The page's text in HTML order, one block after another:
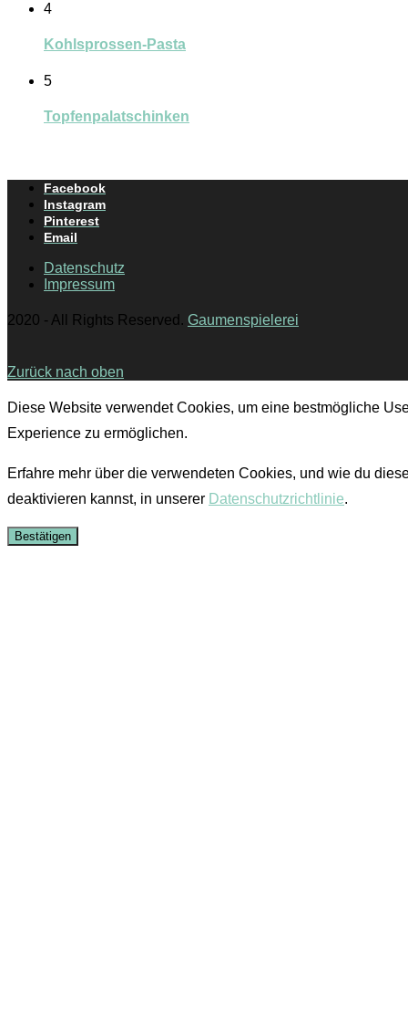
4
Kohlsprossen-Pasta
5
Topfenpalatschinken
Facebook
Instagram
Pinterest
Email
Datenschutz
Impressum
2020 - All Rights Reserved. Gaumenspielerei
Zurück nach oben
Diese Website verwendet Cookies, um eine bestmögliche
Experience zu ermöglichen.
Erfahre mehr über die verwendeten Cookies, und wie du
deaktivieren kannst, in unserer Datenschutzrichtlinie.
Bestätigen